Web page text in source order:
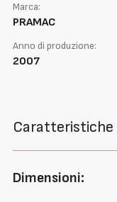
Marca:
PRAMAC
Anno di produzione:
2007
Caratteristiche
Dimensioni: